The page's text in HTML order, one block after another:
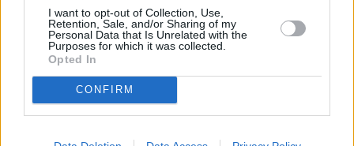
I want to opt-out of Collection, Use,
Retention, Sale, and/or Sharing of my
Personal Data that Is Unrelated with the
Purposes for which it was collected.
Opted In
CONFIRM
Comuni di organizzare al meglio i servizi sul territorio”.
Con queste assegnazioni i Comuni organizzano il servizio di
trasporto tra casa e scuola e i servizi di autonomia e
comunicazione personale agli studenti con disabilità fisiche o
sensoriali.